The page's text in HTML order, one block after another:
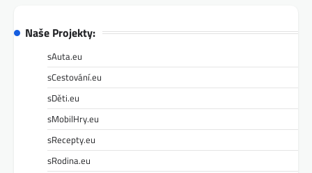
Naše Projekty:
sAuta.eu
sCestování.eu
sDěti.eu
sMobilHry.eu
sRecepty.eu
sRodina.eu